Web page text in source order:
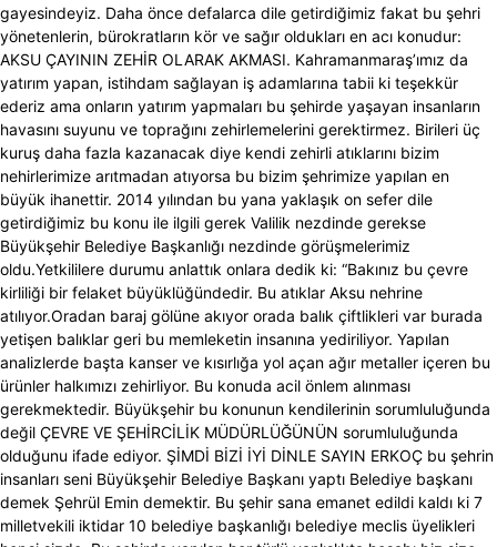
gayesindeyiz. Daha önce defalarca dile getirdiğimiz fakat bu şehri
yönetenlerin, bürokratların kör ve sağır oldukları en acı konudur:
AKSU ÇAYININ ZEHİR OLARAK AKMASI. Kahramanmaraş’ımız da
yatırım yapan, istihdam sağlayan iş adamlarına tabii ki teşekkür
ederiz ama onların yatırım yapmaları bu şehirde yaşayan insanların
havasını suyunu ve toprağını zehirlemelerini gerektirmez. Birileri üç
kuruş daha fazla kazanacak diye kendi zehirli atıklarını bizim
nehirlerimize arıtmadan atıyorsa bu bizim şehrimize yapılan en
büyük ihanettir. 2014 yılından bu yana yaklaşık on sefer dile
getirdiğimiz bu konu ile ilgili gerek Valilik nezdinde gerekse
Büyükşehir Belediye Başkanlığı nezdinde görüşmelerimiz
oldu.Yetkililere durumu anlattık onlara dedik ki: “Bakınız bu çevre
kirliliği bir felaket büyüklüğündedir. Bu atıklar Aksu nehrine
atılıyor.Oradan baraj gölüne akıyor orada balık çiftlikleri var burada
yetişen balıklar geri bu memleketin insanına yediriliyor. Yapılan
analizlerde başta kanser ve kısırlığa yol açan ağır metaller içeren bu
ürünler halkımızı zehirliyor. Bu konuda acil önlem alınması
gerekmektedir. Büyükşehir bu konunun kendilerinin sorumluluğunda
değil ÇEVRE VE ŞEHİRCİLİK MÜDÜRLÜĞÜNÜN sorumluluğunda
olduğunu ifade ediyor. ŞİMDİ BİZİ İYİ DİNLE SAYIN ERKOÇ bu şehrin
insanları seni Büyükşehir Belediye Başkanı yaptı Belediye başkanı
demek Şehrül Emin demektir. Bu şehir sana emanet edildi kaldı ki 7
milletvekili iktidar 10 belediye başkanlığı belediye meclis üyelikleri